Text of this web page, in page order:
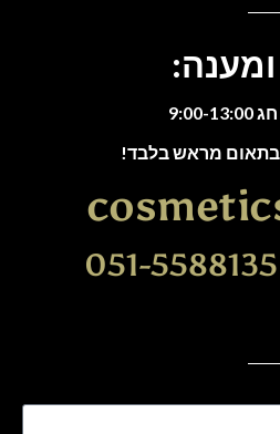
בתאום מראש בלבד!